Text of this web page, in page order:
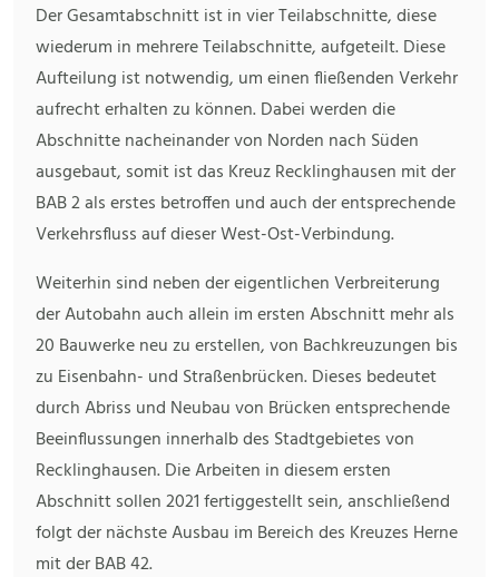
Der Gesamtabschnitt ist in vier Teilabschnitte, diese
wiederum in mehrere Teilabschnitte, aufgeteilt. Diese
Aufteilung ist notwendig, um einen fließenden Verkehr
aufrecht erhalten zu können. Dabei werden die
Abschnitte nacheinander von Norden nach Süden
ausgebaut, somit ist das Kreuz Recklinghausen mit der
BAB 2 als erstes betroffen und auch der entsprechende
Verkehrsfluss auf dieser West-Ost-Verbindung.
Weiterhin sind neben der eigentlichen Verbreiterung
der Autobahn auch allein im ersten Abschnitt mehr als
20 Bauwerke neu zu erstellen, von Bachkreuzungen bis
zu Eisenbahn- und Straßenbrücken. Dieses bedeutet
durch Abriss und Neubau von Brücken entsprechende
Beeinflussungen innerhalb des Stadtgebietes von
Recklinghausen. Die Arbeiten in diesem ersten
Abschnitt sollen 2021 fertiggestellt sein, anschließend
folgt der nächste Ausbau im Bereich des Kreuzes Herne
mit der BAB 42.